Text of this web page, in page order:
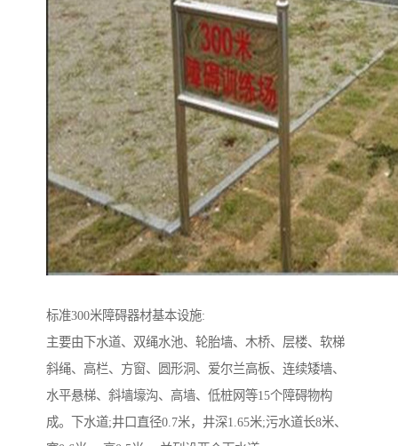
标准300米障碍器材基本设施:
主要由下水道、双绳水池、轮胎墙、木桥、层楼、软梯
斜绳、高栏、方窗、圆形洞、爱尔兰高板、连续矮墙、
水平悬梯、斜墙壕沟、高墙、低桩网等15个障碍物构
成。下水道;井口直径0.7米，井深1.65米;污水道长8米、